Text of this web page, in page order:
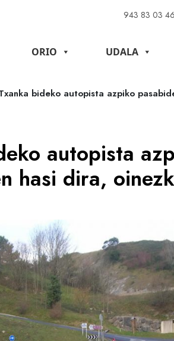
943 83 03 46
ORIO UDALA
bideko autopista azpiko
autopista
hasi dira,